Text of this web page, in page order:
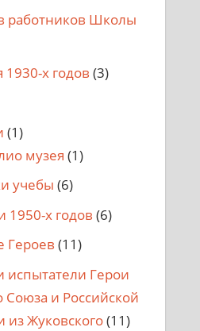
работников Школы
1930-х годов (3)
(1)
музея (1)
учебы (6)
1950-х годов (6)
Героев (11)
испытатели Герои
Союза и Российской
из Жуковского(11)